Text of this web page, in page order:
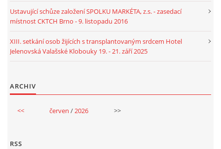
Ustavující schůze založení SPOLKU MARKÉTA, z.s. - zasedací
místnost CKTCH Brno - 9. listopadu 2016
XIII. setkání osob žijících s transplantovaným srdcem Hotel
Jelenovská Valašské Klobouky 19. - 21. září 2025
ARCHIV
<< červen /2026 >>
RSS